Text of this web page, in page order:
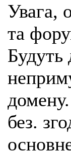
Увага,
та
Будуть
без.